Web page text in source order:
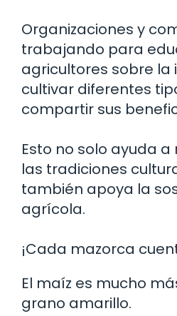
Organizaciones y
trabajando para
agricultores sobre
cultivar diferentes
compartir sus
Esto no solo ayuda
las tradiciones
también apoya la
agrícola.
¡Cada mazorca
El maíz es mucho
grano amarillo.